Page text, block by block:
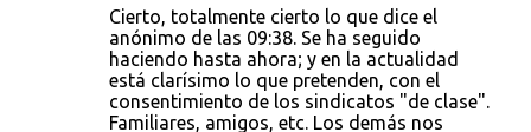
Cierto, totalmente cierto lo que dice el
anónimo de las 09:38. Se ha seguido
haciendo hasta ahora; y en la actualidad
está clarísimo lo que pretenden, con el
consentimiento de los sindicatos "de clase".
Familiares, amigos, etc. Los demás nos